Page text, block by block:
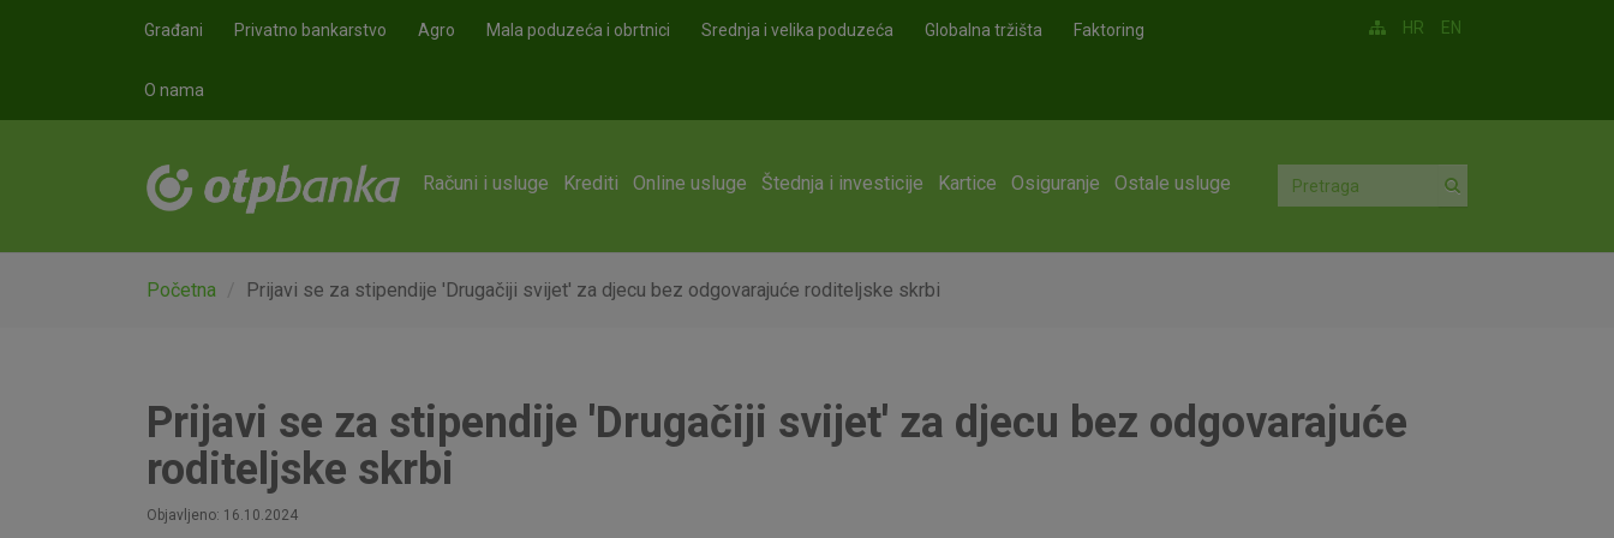
Građani Privatno bankarstvo Agro Mala poduzeća i obrtnici Srednja i velika poduzeća Globalna tržišta Faktoring
O nama
HR EN
Računi i usluge Krediti Online usluge Štednja i investicije Kartice Osiguranje Ostale usluge
Početna Prijavi se za stipendije 'Drugačiji svijet' za djecu bez odgovarajuće roditeljske skrbi
Prijavi se za stipendije 'Drugačiji svijet' za djecu bez odgovarajuće
roditeljske skrbi
Objavljeno: 16.10.2024